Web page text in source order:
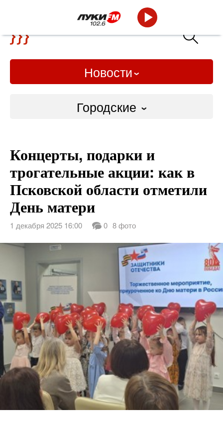
Новости
Городские
Слово Дело
Народные
Концерты, подарки и
трогательные акции: как в
Псковской области отметили
День матери
1 декабря 2025 16:00 0 8 фото